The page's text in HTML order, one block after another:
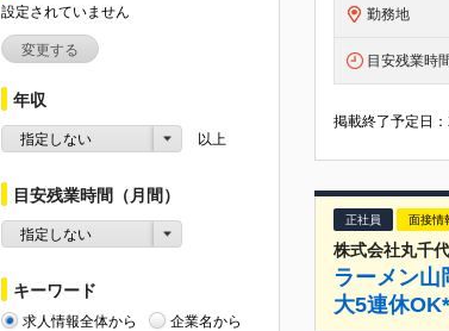
設定されていません
変更する
年収
指定しない 以上
目安残業時間（月間）
指定しない
キーワード
求人情報全体から 企業名から
勤務地
目安残業時間
掲載終了予定日：
正社員 面接情
株式会社丸千
ラーメン
大5連休